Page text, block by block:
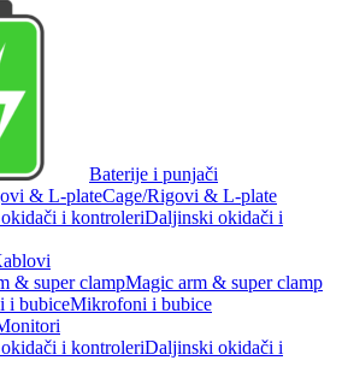
Baterije i punjači
Cage/Rigovi & L-plate
Daljinski okidači i
Magic arm & super clamp
Mikrofoni i bubice
Daljinski okidači i